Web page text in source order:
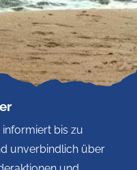
bis zu
unverbindlich über